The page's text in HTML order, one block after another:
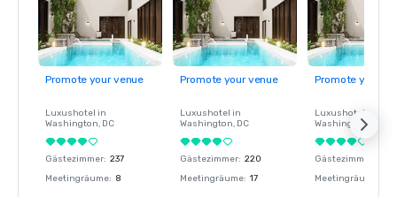
Promote your venue
Luxushotel in
Washington, DC
Gästezimmer: 237
Meetingräume: 8
Promote your venue
Luxushotel in
Washington, DC
Gästezimmer: 220
Meetingräume: 17
Promote your
Luxushotel in
Washington
Gästezimmer
Meetingräume